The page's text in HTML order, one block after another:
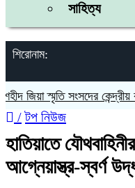
সাহিত্য
শিরোনাম:
স্মৃতি সংসদের কেন্দ্রীয় কমিটির
/ টপ নিউজ
হাতিয়াতে
আগ্নেয়াস্ত্র-স্বর্ণ